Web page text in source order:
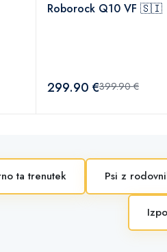
Roborock Q10 VF 🇸🇮
299.90 €399.90 €
ta trenutek Psi z